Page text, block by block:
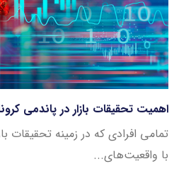
اهمیت تحقیقات بازار در پاندمی
تمامی افرادی که در زمینه تحقیقات
با واقعیت‌های...